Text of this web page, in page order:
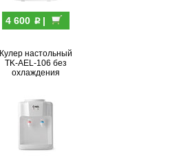
4 600 p|
Кулер настольный
TK-AEL-106 без
охлаждения